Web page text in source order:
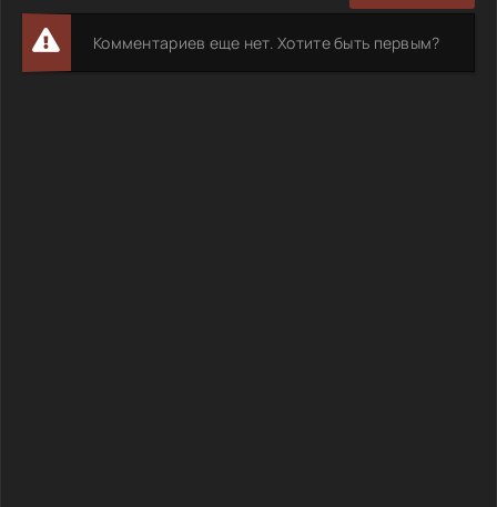
Комментариев еще нет. Хотите быть первым?